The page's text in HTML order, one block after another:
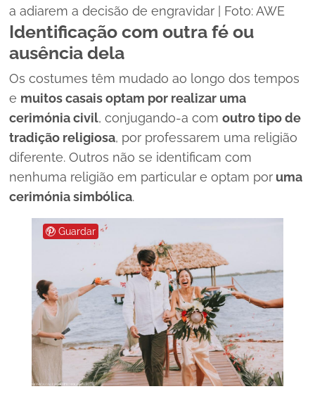
a adiarem a decisão de engravidar | Foto: AWE
Identificação com outra fé ou
ausência dela
Os costumes têm mudado ao longo dos tempos
e muitos casais optam por realizar uma
cerimónia civil, conjugando-a com outro tipo de
tradição religiosa, por professarem uma religião
diferente. Outros não se identificam com
nenhuma religião em particular e optam por uma
cerimónia simbólica.
Guardar